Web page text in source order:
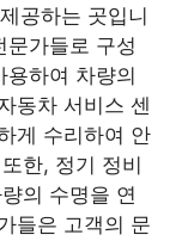
공하는 곳입니
가들로 구성
하여 차량의
동차 서비스 센
게 수리하여 안
한, 정기 정비
의 수명을 연
들은 고객의 문